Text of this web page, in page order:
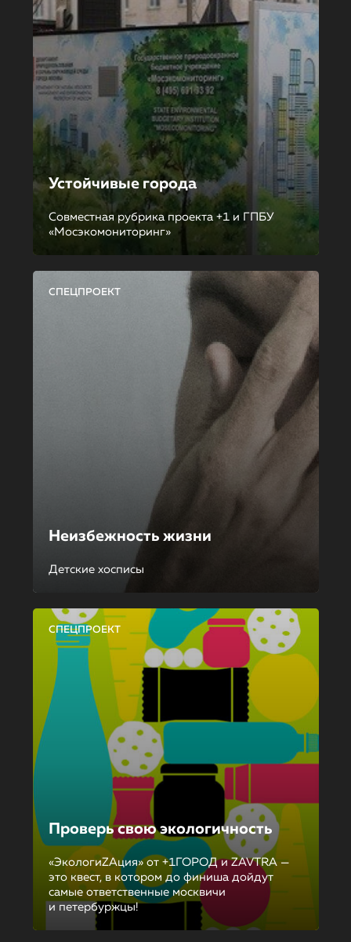
Устойчивые города
Совместная рубрика проекта +1 и ГПБУ
«Мосэкомониторинг»
СПЕЦПРОЕКТ
Неизбежность жизни
Детские хосписы
СПЕЦПРОЕКТ
Проверь свою экологичность
«ЭкологиZAция» от +1ГОРОД и ZAVTRA —
это квест, в котором до финиша дойдут
самые ответственные москвичи
и петербуржцы!